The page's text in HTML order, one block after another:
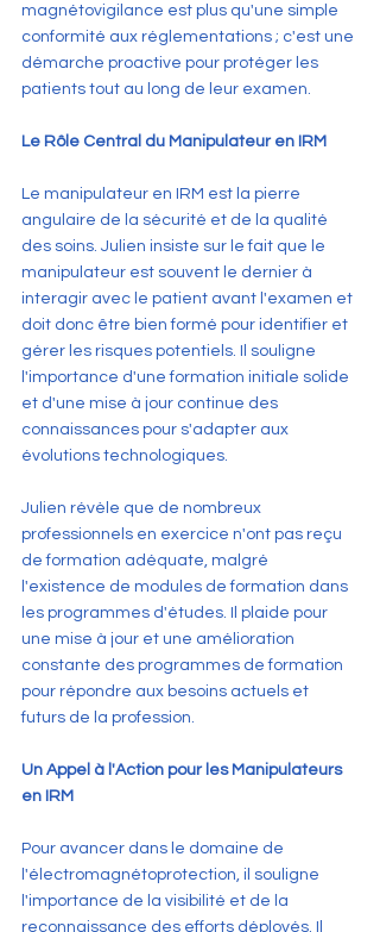
magnétovigilance est plus qu'une simple
conformité aux réglementations ; c'est une
démarche proactive pour protéger les
patients tout au long de leur examen.
Le Rôle Central du Manipulateur en IRM
Le manipulateur en IRM est la pierre
angulaire de la sécurité et de la qualité
des soins. Julien insiste sur le fait que le
manipulateur est souvent le dernier à
interagir avec le patient avant l'examen et
doit donc être bien formé pour identifier et
gérer les risques potentiels. Il souligne
l'importance d'une formation initiale solide
et d'une mise à jour continue des
connaissances pour s'adapter aux
évolutions technologiques.
Julien révèle que de nombreux
professionnels en exercice n'ont pas reçu
de formation adéquate, malgré
l'existence de modules de formation dans
les programmes d'études. Il plaide pour
une mise à jour et une amélioration
constante des programmes de formation
pour répondre aux besoins actuels et
futurs de la profession.
Un Appel à l'Action pour les Manipulateurs
en IRM
Pour avancer dans le domaine de
l'électromagnétoprotection, il souligne
l'importance de la visibilité et de la
reconnaissance des efforts déployés. Il